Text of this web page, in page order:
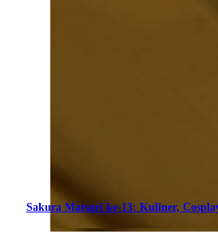
Sakura Matsuri ke-13: Kuliner,